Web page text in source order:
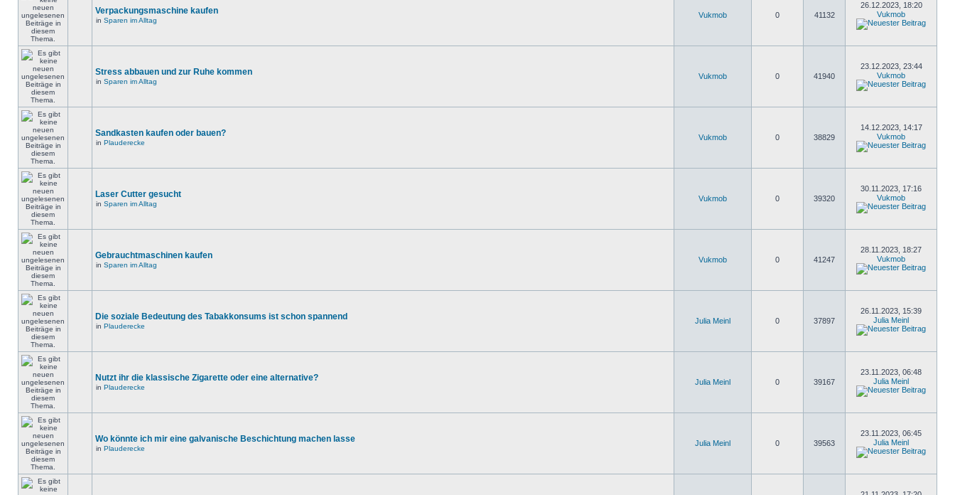
Verpackungsmaschine kaufen
in Sparen im Alltag
Vukmob 0 41132
26.12.2023, 18:20
Vukmob
Stress abbauen und zur Ruhe kommen
in Sparen im Alltag
Vukmob 0 41940
23.12.2023, 23:44
Vukmob
Sandkasten kaufen oder bauen?
in Plauderecke
Vukmob 0 38829
14.12.2023, 14:17
Vukmob
Laser Cutter gesucht
in Sparen im Alltag
Vukmob 0 39320
30.11.2023, 17:16
Vukmob
Gebrauchtmaschinen kaufen
in Sparen im Alltag
Vukmob 0 41247
28.11.2023, 18:27
Vukmob
Die soziale Bedeutung des Tabakkonsums ist schon spannend
in Plauderecke
Julia Meinl 0 37897
26.11.2023, 15:39
Julia Meinl
Nutzt ihr die klassische Zigarette oder eine alternative?
in Plauderecke
Julia Meinl 0 39167
23.11.2023, 06:48
Julia Meinl
Wo könnte ich mir eine galvanische Beschichtung machen lasse
in Plauderecke
Julia Meinl 0 39563
23.11.2023, 06:45
Julia Meinl